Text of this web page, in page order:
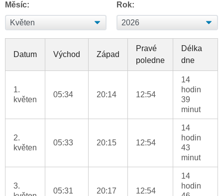
Měsíc: Rok:
Datum Východ Západ
Pravé
poledne
Délka
dne
1.
květen
05:34 20:14 12:54
14
hodin
39
minut
2.
květen
05:33 20:15 12:54
14
hodin
43
minut
3.
05:31 20:17 12:54
14
hodin